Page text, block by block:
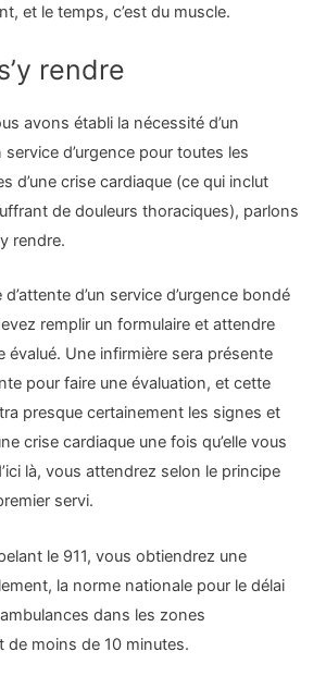
et le temps, c’est du muscle.
rendre
avons établi la nécessité d’un
d’urgence pour toutes les
d’une crise cardiaque (ce qui inclut
de douleurs thoraciques), parlons
rendre.
d’un service d’urgence bondé
remplir un formulaire et attendre
évalué. Une infirmière sera présente
pour faire une évaluation, et cette
presque certainement les signes et
crise cardiaque une fois qu’elle vous
là, vous attendrez selon le principe
servi.
le 911, vous obtiendrez une
la norme nationale pour le délai
dans les zones
de moins de 10 minutes.